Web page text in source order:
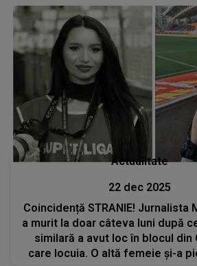
Actualitate
22 dec 2025
Coincidență STRANIE! Jurnalista
a murit la doar câteva luni după
similară a avut loc în blocul din
care locuia. O altă femeie și-a